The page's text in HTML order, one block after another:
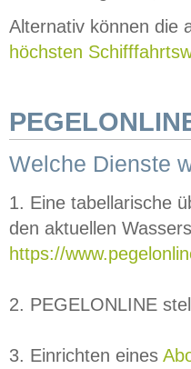
Alternativ können die
höchsten
Welche Dienste
1. Eine tabellarische
den aktuellen
https://
2. PEGELONLINE
3. Einrichten eines